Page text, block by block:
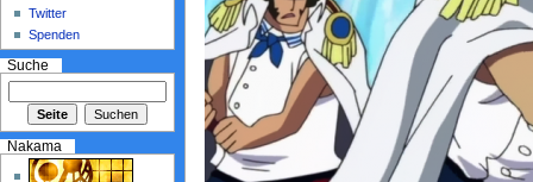
Twitter
Spenden
Suche
Nakama